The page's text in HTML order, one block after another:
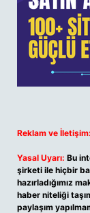
Reklam ve İletişim:
Yasal Uyarı: Bu
şirketi ile hiçbir
hazırladığımız
haber niteliği
paylaşım